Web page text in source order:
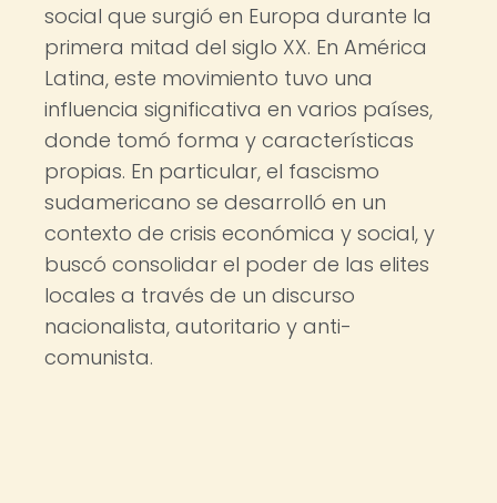
social que surgió en Europa durante la
primera mitad del siglo XX. En América
Latina, este movimiento tuvo una
influencia significativa en varios países,
donde tomó forma y características
propias. En particular, el fascismo
sudamericano se desarrolló en un
contexto de crisis económica y social, y
buscó consolidar el poder de las elites
locales a través de un discurso
nacionalista, autoritario y anti-
comunista.